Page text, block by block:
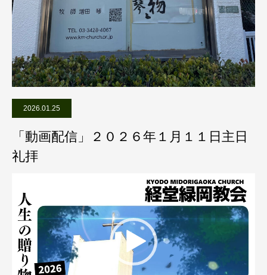
2026.01.25
「動画配信」２０２６年１月１１日主日
礼拝
ヤ